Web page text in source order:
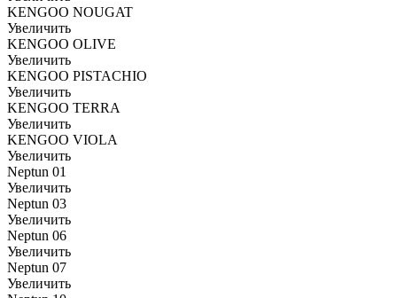
KENGOO NOUGAT
Увеличить
KENGOO OLIVE
Увеличить
KENGOO PISTACHIO
Увеличить
KENGOO TERRA
Увеличить
KENGOO VIOLA
Увеличить
Neptun 01
Увеличить
Neptun 03
Увеличить
Neptun 06
Увеличить
Neptun 07
Увеличить